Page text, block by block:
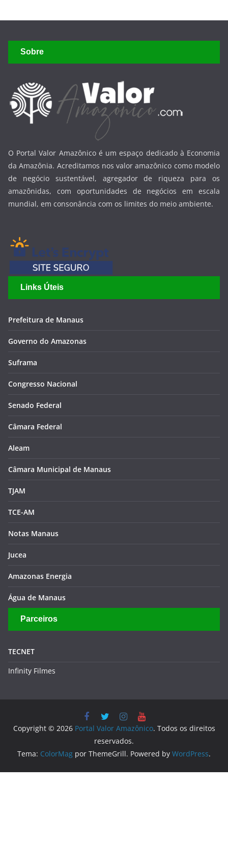
Sobre
O Portal Valor Amazônico é um espaço dedicado à Economia
da Amazônia. Acreditamos nos valor amazônico como modelo
de negócio sustentável, agregador de riqueza para os
amazônidas, com oportunidades de negócios em escala
mundial, em consonância com os limites do meio ambiente.
Links Úteis
Prefeitura de Manaus
Governo do Amazonas
Suframa
Congresso Nacional
Senado Federal
Câmara Federal
Aleam
Câmara Municipal de Manaus
TJAM
TCE-AM
Notas Manaus
Jucea
Amazonas Energia
Água de Manaus
Parceiros
TECNET
Infinity Filmes
Copyright © 2026 Portal Valor Amazônico. Todos os direitos
reservados.
Tema: ColorMag por ThemeGrill. Powered by WordPress.